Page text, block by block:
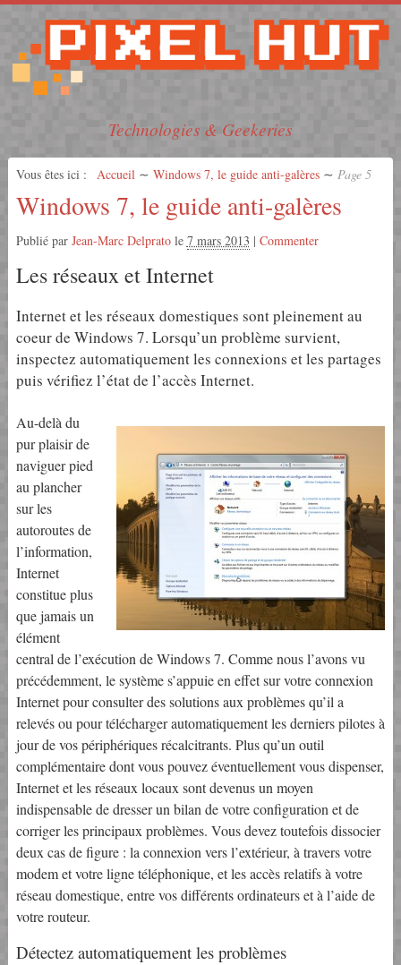
Technologies & Geekeries
Vous êtes ici : Accueil ∼ Windows 7, le guide anti-galères ∼ Page 5
Windows 7, le guide anti-galères
Publié par Jean-Marc Delpratole 7 mars 2013 | Commenter
Les réseaux et Internet
Internet et les réseaux domestiques sont pleinement au
coeur de Windows 7. Lorsqu’un problème survient,
inspectez automatiquement les connexions et les partages
puis vérifiez l’état de l’accès Internet.
Au-delà du
pur plaisir de
naviguer pied
au plancher
sur les
autoroutes de
l’information,
Internet
constitue plus
que jamais un
élément
central de l’exécution de Windows 7. Comme nous l’avons vu
précédemment, le système s’appuie en effet sur votre connexion
Internet pour consulter des solutions aux problèmes qu’il a
relevés ou pour télécharger automatiquement les derniers pilotes à
jour de vos périphériques récalcitrants. Plus qu’un outil
complémentaire dont vous pouvez éventuellement vous dispenser,
Internet et les réseaux locaux sont devenus un moyen
indispensable de dresser un bilan de votre configuration et de
corriger les principaux problèmes. Vous devez toutefois dissocier
deux cas de figure : la connexion vers l’extérieur, à travers votre
modem et votre ligne téléphonique, et les accès relatifs à votre
réseau domestique, entre vos différents ordinateurs et à l’aide de
votre routeur.
Détectez automatiquement les problèmes